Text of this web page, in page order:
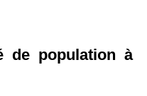
de population à